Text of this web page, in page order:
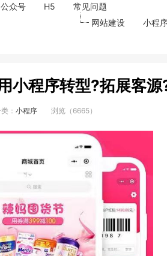
公众号 H5
常见问题
网站建设
小程
小程序转型?拓展客源
： 小程序 浏览（6665）